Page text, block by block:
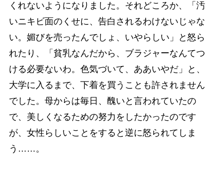
くれないようになりました。それどころか、「汚
いニキビ面のくせに、告白されるわけないじゃな
い。媚びを売ったんでしょ、いやらしい」と怒ら
れたり、「貧乳なんだから、ブラジャーなんてつ
ける必要ないわ。色気づいて、ああいやだ」と、
大学に入るまで、下着を買うことも許されません
でした。母からは毎日、醜いと言われていたの
で、美しくなるための努力をしたかったのです
が、女性らしいことをすると逆に怒られてしま
う……。